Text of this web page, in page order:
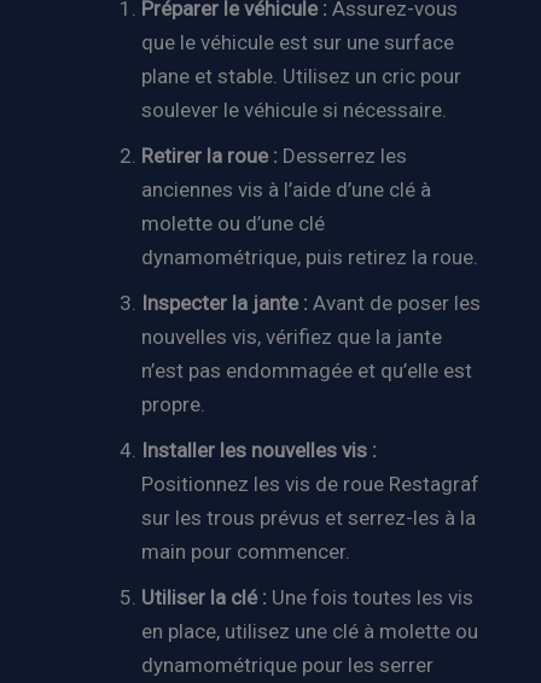
Préparer le véhicule : Assurez-vous
que le véhicule est sur une surface
plane et stable. Utilisez un cric pour
soulever le véhicule si nécessaire.
Retirer la roue : Desserrez les
anciennes vis à l’aide d’une clé à
molette ou d’une clé
dynamométrique, puis retirez la roue.
Inspecter la jante : Avant de poser les
nouvelles vis, vérifiez que la jante
n’est pas endommagée et qu’elle est
propre.
Installer les nouvelles vis :
Positionnez les vis de roue Restagraf
sur les trous prévus et serrez-les à la
main pour commencer.
Utiliser la clé : Une fois toutes les vis
en place, utilisez une clé à molette ou
dynamométrique pour les serrer